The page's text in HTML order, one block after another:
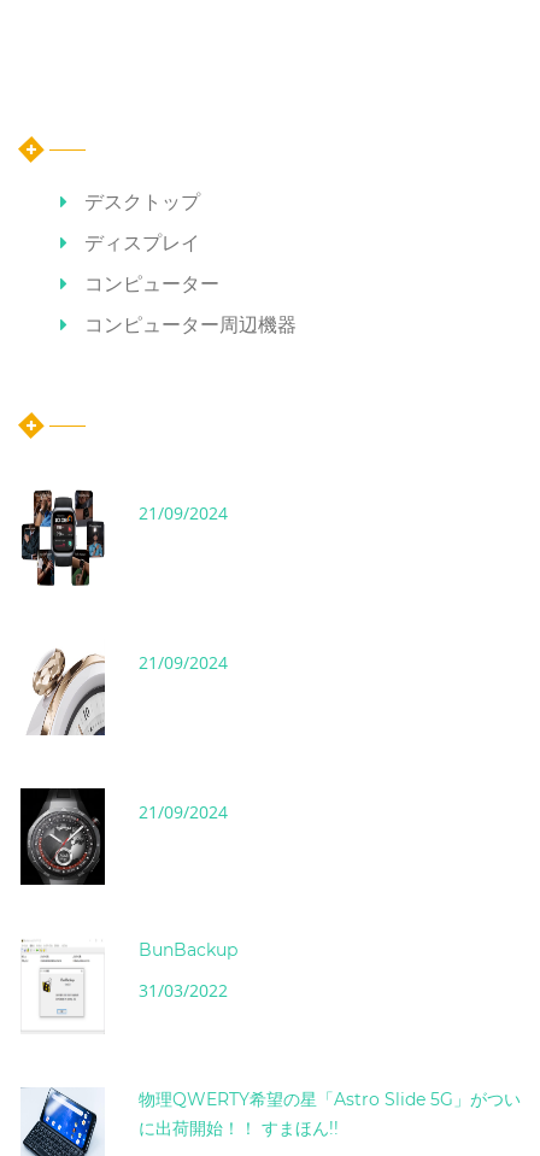
デスクトップ
ディスプレイ
コンピューター
コンピューター周辺機器
21/09/2024
21/09/2024
21/09/2024
BunBackup
31/03/2022
物理QWERTY希望の星「Astro Slide 5G」がつい
に出荷開始！！ すまほん!!